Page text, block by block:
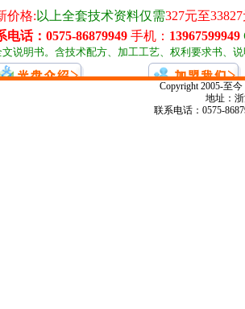
Copyright 2005-至
地址：
联系电话：0575-